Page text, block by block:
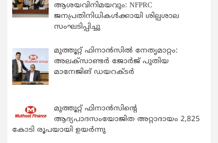
ആശയവിനിമയവും: NFPRC
ജനപ്രതിനിധികൾക്കായി ശില്പശാല
സംഘടിപ്പിച്ചു
മുത്തൂറ്റ് ഫിനാൻസിൽ നേതൃമാറ്റം:
അലക്സാണ്ടർ ജോർജ് പുതിയ
മാനേജിങ് ഡയറക്ടർ
മുത്തൂറ്റ് ഫിനാൻസിന്റെ
ആദ്യപാദസംയോജിത അറ്റാദായം 2,825
കോടി രൂപയായി ഉയർന്നു